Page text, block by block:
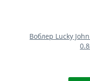
Воблер Lucky